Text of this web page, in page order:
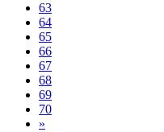
63
64
65
66
67
68
69
70
»